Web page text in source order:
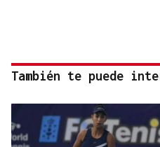
También te puede